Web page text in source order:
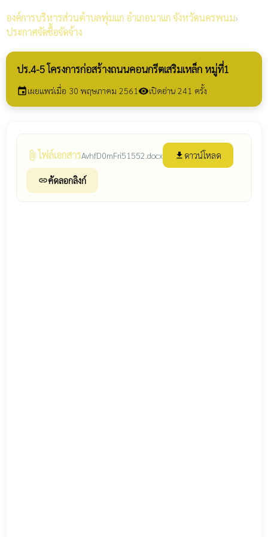
องค์การบริหารส่วนตำบลพุ่มแก อำเภอนาแก จังหวัดนครพนม›
ประกาศจัดซื้อจัดจ้าง
ปร.4-5 โครงการก่อสร้างถนนคอนกรีตเสริมเหล็ก หมู่ที่1
eventเผยแพร่เมื่อ 30 พฤษภาคม 2561 visibilityเปิดอ่าน 241 ครั้ง
attach_file ไฟล์เอกสารAvhfD0mFri51552.docx file_download ดาวน์โหลด
linkคัดลอกลิงก์